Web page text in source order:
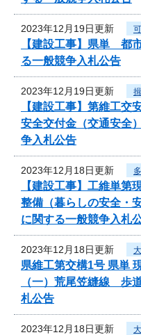
2023年12月19日更新
【建設工事】県単 都
る一般競争入札公告
2023年12月19日更新
【建設工事】第維工
安全交付金（交通安全
争入札公告
2023年12月18日更新
【建設工事】工維単
整備（暮らしの安全・
に関する一般競争入札
2023年12月18日更新
県維工第交構1号 県単
（一）荒尾笠縫線 歩
札公告
2023年12月18日更新